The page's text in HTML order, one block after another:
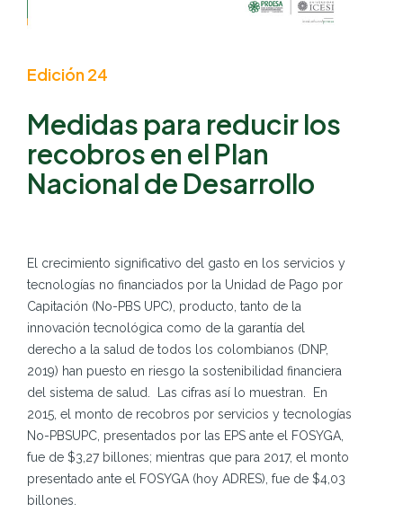
Edición 24
Medidas para reducir los
recobros en el Plan
Nacional de Desarrollo
El crecimiento significativo del gasto en los servicios y
tecnologías no financiados por la Unidad de Pago por
Capitación (No-PBS UPC), producto, tanto de la
innovación tecnológica como de la garantía del
derecho a la salud de todos los colombianos (DNP,
2019) han puesto en riesgo la sostenibilidad financiera
del sistema de salud. Las cifras así lo muestran. En
2015, el monto de recobros por servicios y tecnologías
No-PBSUPC, presentados por las EPS ante el FOSYGA,
fue de $3,27 billones; mientras que para 2017, el monto
presentado ante el FOSYGA (hoy ADRES), fue de $4,03
billones.